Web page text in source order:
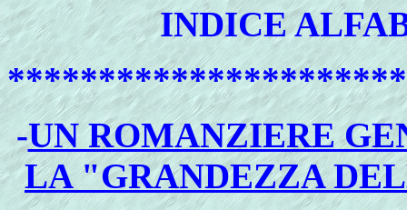
INDICE
-UN ROMANZIERE
LA "GRANDEZZA